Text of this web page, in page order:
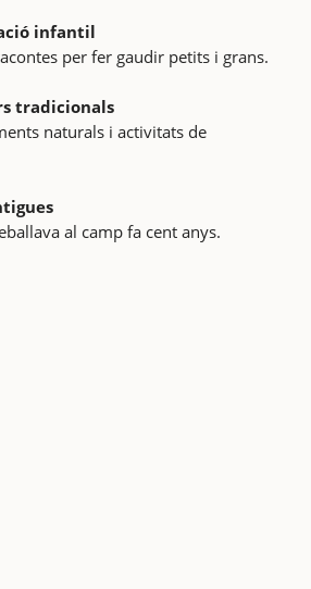
infantil
per fer gaudir petits i grans.
tradicionals
naturals i activitats de
al camp fa cent anys.